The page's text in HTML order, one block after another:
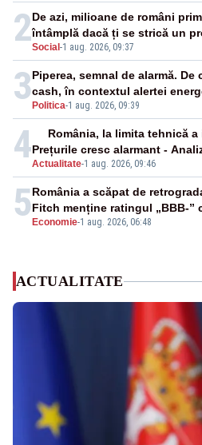
2Social -1 aug. 2026, 09:37
De azi, milioane de români
întâmplă dacă ți se strică un
3 Politica-1 aug. 2026, 09:39
Piperea, semnal de alarmă.
cash, în contextul alertei
4Actualitate-1 aug. 2026, 09:46
România, la limita tehnică
Prețurile cresc alarmant -
5 Economie-1 aug. 2026, 06:48
România a scăpat de
Fitch menține ratingul „BBB-”
ACTUALITATE